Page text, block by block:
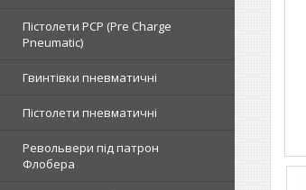
Пістолети PCP (Pre Charge
Pneumatic)
Гвинтівки пневматичні
Пістолети пневматичні
Револьвери під патрон
Флобера